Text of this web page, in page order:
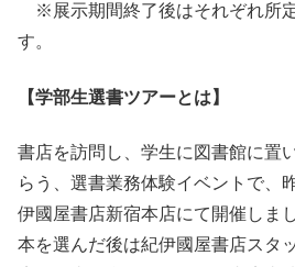
※展示期間終了後はそれぞれ所
す。
【学部生選書ツアーとは】
書店を訪問し、学生に図書館に置
らう、選書業務体験イベントで、
伊國屋書店新宿本店にて開催しまし
本を選んだ後は紀伊國屋書店スタ